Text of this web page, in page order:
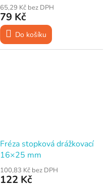
65,29 Kč bez DPH
79 Kč
Do košíku
Fréza stopková drážkovací
16×25 mm
100,83 Kč bez DPH
122 Kč